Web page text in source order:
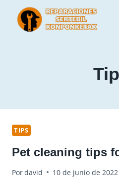
Saltar
contenido
TIPS
Pet cleaning tips
Pordavid 10 de junio de 2022